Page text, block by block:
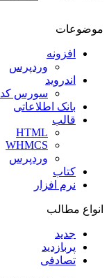
موضوعات
افزونه
وردپرس
اندروید
سورس کد
بانک اطلاعاتی
قالب
HTML
WHMCS
وردپرس
کتاب
نرم افزار
انواع مطالب
جدید
پربازدید
تصادفی